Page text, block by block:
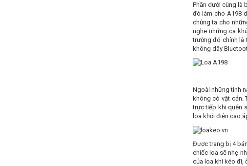
Phần dưới cùng là
đó làm cho A198
chúng ta cho
nghe những ca
trường đó chính là
không dây
Ngoài những tính
không có vật cản.
trực tiếp khi quên
loa khỏi điện cao
Được trang bị 4
chiếc loa sẽ nhẹ
của loa khi kéo đi,